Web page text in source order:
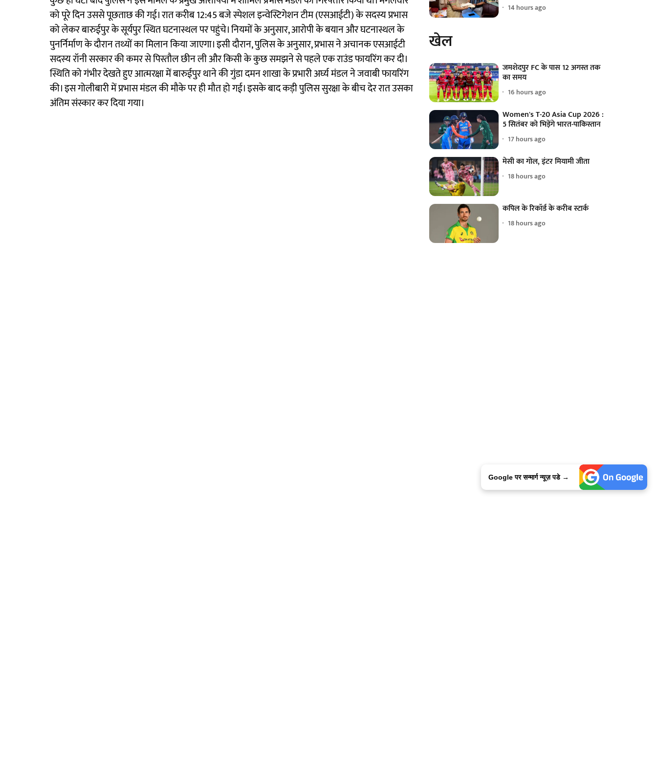
को पूरे दिन उससे पूछताछ की गई। रात करीब 12:45 बजे स्पेशल इन्वेस्टिगेशन टीम (एसआईटी) के सदस्य प्रभास
को लेकर बारुईपुर के सूर्यपुर स्थित घटनास्थल पर पहुंचे। नियमों के अनुसार, आरोपी के बयान और घटनास्थल के
पुनर्निर्माण के दौरान तथ्यों का मिलान किया जाएगा। इसी दौरान, पुलिस के अनुसार, प्रभास ने अचानक एसआईटी
सदस्य रॉनी सरकार की कमर से पिस्तौल छीन ली और किसी के कुछ समझने से पहले एक राउंड फायरिंग कर दी।
स्थिति को गंभीर देखते हुए आत्मरक्षा में बारुईपुर थाने की गुंडा दमन शाखा के प्रभारी अर्घ्य मंडल ने जवाबी फायरिंग
की। इस गोलीबारी में प्रभास मंडल की मौके पर ही मौत हो गई। इसके बाद कड़ी पुलिस सुरक्षा के बीच देर रात उसका
अंतिम संस्कार कर दिया गया।
14 hours ago
खेल
जमशेदपुर FC के पास 12 अगस्त तक
का समय
16 hours ago
Women's T-20 Asia Cup 2026 :
5 सितंबर को भिड़ेंगे भारत-पाकिस्तान
17 hours ago
मेसी का गोल, इंटर मियामी जीता
18 hours ago
कपिल के रिकॉर्ड के करीब स्टार्क
18 hours ago
Google पर सन्मार्ग न्यूज़ पडे →